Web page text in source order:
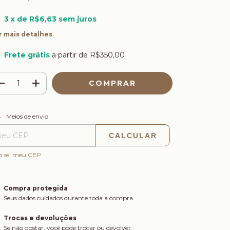
3 x de R$6,63 sem juros
mais detalhes
Frete grátis a partir de R$350,00
para o CEP:
Meios de envio
CALCULAR
sei meu CEP
Compra protegida
Seus dados cuidados durante toda a compra.
Trocas e devoluções
Se não gostar, você pode trocar ou devolver.